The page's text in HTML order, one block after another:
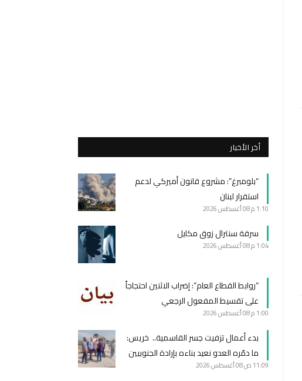
أخر الأخبار
“بلومبرغ”: مشروع قانون أميركي لدعم
استقرار لبنان
1:10 م 08 أغسطس 2026
سرقة سنترال زوق مكايل
1:04 م 08 أغسطس 2026
“روابط القطاع العام”: إضراب الاثنين احتجاجاً
على تقسيط المفعول الرجعي
1:00 م 08 أغسطس 2026
بدء أعمال تزفيت جسر القاسمية.. خريس:
ما دمّره العدو نعيد بناءه بإرادة الجنوبيين
11:09 ص 08 أغسطس 2026